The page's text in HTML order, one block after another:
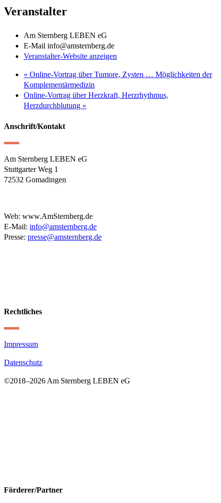
Veranstalter
Am Sternberg LEBEN eG
E-Mail info@amsternberg.de
Veranstalter-Website anzeigen
« Online-Vortrag über Tumore, Zysten … Möglichkeiten der
Komplementärmedizin
Online-Vortrag über Herzkraft, Herzrhythmus,
Herzdurchblutung »
Anschrift/Kontakt
Am Sternberg LEBEN eG
Stuttgarter Weg 1
72532 Gomadingen
Web: www.AmSternberg.de
E-Mail: info@amsternberg.de
Presse: presse@amsternberg.de
Rechtliches
Impressum
Datenschutz
©2018–2026 Am Sternberg LEBEN eG
Förderer/Partner